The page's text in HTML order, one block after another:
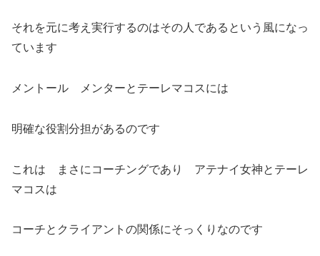
それを元に考え実行するのはその人であるという風になっ
ています
メントール メンターとテーレマコスには
明確な役割分担があるのです
これは まさにコーチングであり アテナイ女神とテーレ
マコスは
コーチとクライアントの関係にそっくりなのです